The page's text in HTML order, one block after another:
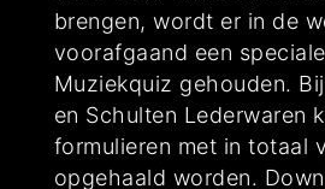
brengen, wordt er in de
voorafgaand een
Muziekquiz gehouden.
en Schulten Lederwaren
formulieren met in totaal
opgehaald worden.